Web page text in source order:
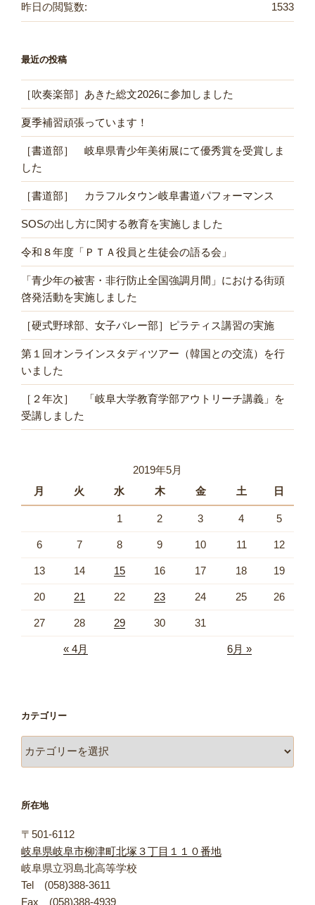
1533
昨日の閲覧数:
最近の投稿
［吹奏楽部］あきた総文2026に参加しました
夏季補習頑張っています！
［書道部］ 岐阜県青少年美術展にて優秀賞を受賞しま
した
［書道部］ カラフルタウン岐阜書道パフォーマンス
SOSの出し方に関する教育を実施しました
令和８年度「ＰＴＡ役員と生徒会の語る会」
「青少年の被害・非行防止全国強調月間」における街頭
啓発活動を実施しました
［硬式野球部、女子バレー部］ピラティス講習の実施
第１回オンラインスタディツアー（韓国との交流）を行
いました
［２年次］ 「岐阜大学教育学部アウトリーチ講義」を
受講しました
2019年5月
月
火 水 木 金 土 日
1 2 3 4 5
6 7 8 9 10 11 12
13 14 15 16 17 18 19
20 21 22 23 24 25 26
27 28 29 30 31
« 4月 6月 »
カテゴリー
テ
ー
所在地
〒501-6112
岐阜県岐阜市柳津町北塚３丁目１１０番地
岐阜県立羽島北高等学校
Tel (058)388-3611
Fax (058)388-4939